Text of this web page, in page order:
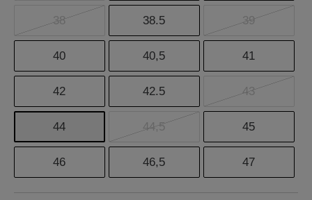
38 38.5 39
40 40,5 41
42 42.5 43
44 44,5 45
46 46,5 47